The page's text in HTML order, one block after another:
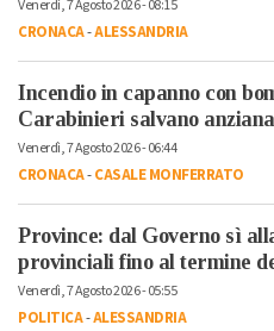
Venerdì, 7 Agosto 2026 - 08:15
CRONACA-ALESSANDRIA
Incendio in capanno con
Carabinieri salvano
Venerdì, 7 Agosto 2026 - 06:44
CRONACA-CASALE MONFERRATO
Province: dal Governo sì
provinciali fino al termine
Venerdì, 7 Agosto 2026 - 05:55
POLITICA-ALESSANDRIA